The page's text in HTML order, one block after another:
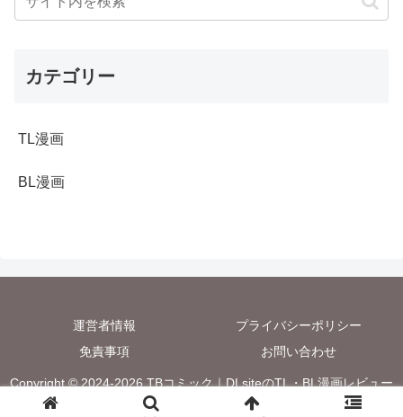
カテゴリー
TL漫画
BL漫画
運営者情報
プライバシーポリシー
免責事項
お問い合わせ
Copyright © 2024-2026 TBコミック｜DLsiteのTL・BL漫画レビュー
サイト All Rights Reserved.